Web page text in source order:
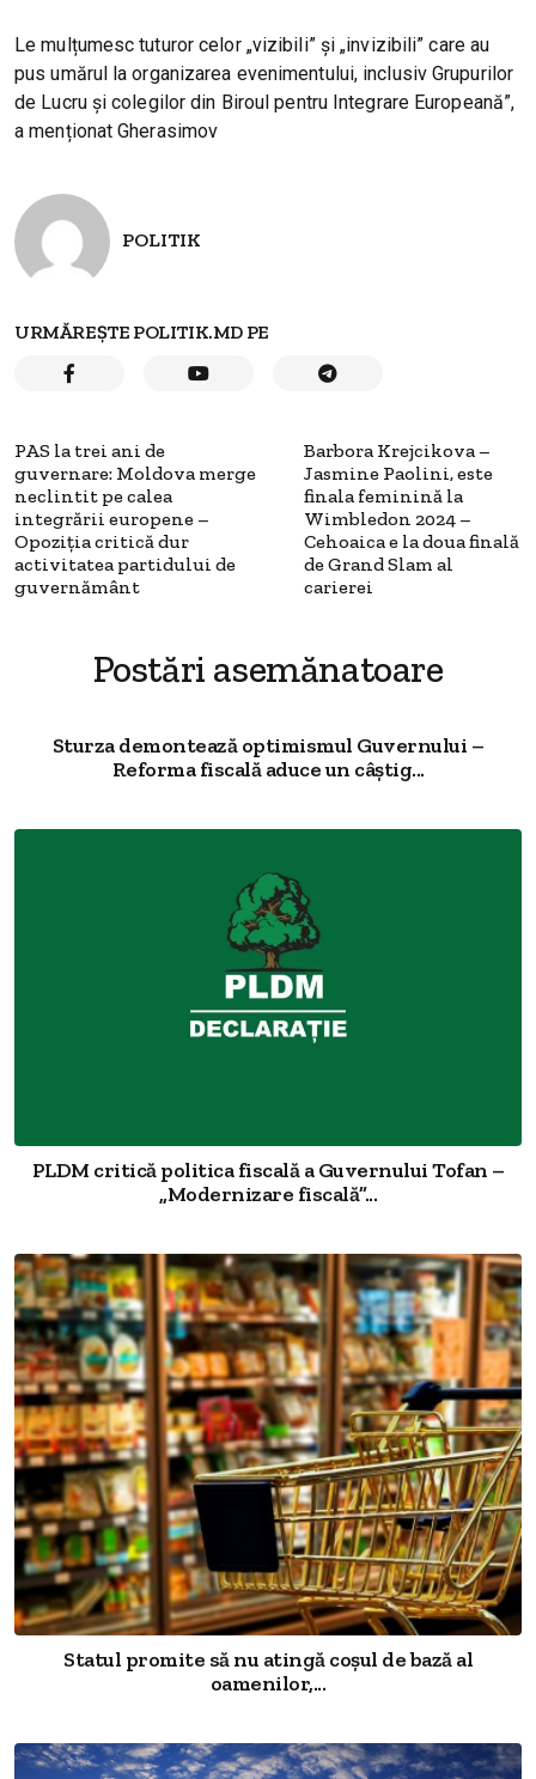
Le mulțumesc tuturor celor „vizibili” și „invizibili” care au
pus umărul la organizarea evenimentului, inclusiv Grupurilor
de Lucru și colegilor din Biroul pentru Integrare Europeană”,
a menționat Gherasimov
POLITIK
URMĂREȘTE POLITIK.MD PE
PAS la trei ani de
guvernare: Moldova merge
neclintit pe calea
integrării europene –
Opoziţia critică dur
activitatea partidului de
guvernământ
Barbora Krejcikova –
Jasmine Paolini, este
finala feminină la
Wimbledon 2024 –
Cehoaica e la doua finală
de Grand Slam al
carierei
Postări asemănatoare
Sturza demontează optimismul Guvernului –
Reforma fiscală aduce un câștig...
PLDM critică politica fiscală a Guvernului Tofan –
„Modernizare fiscală”...
Statul promite să nu atingă coșul de bază al
oamenilor,...